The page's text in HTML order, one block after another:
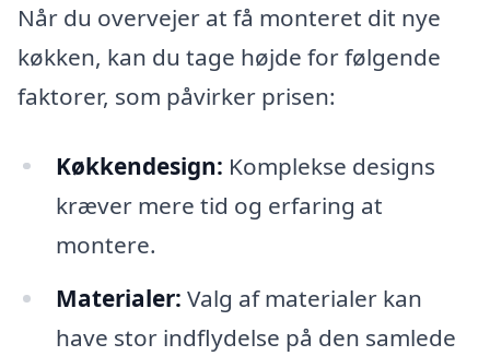
Når du overvejer at få monteret dit nye
køkken, kan du tage højde for følgende
faktorer, som påvirker prisen:
Køkkendesign: Komplekse designs
kræver mere tid og erfaring at
montere.
Materialer: Valg af materialer kan
have stor indflydelse på den samlede